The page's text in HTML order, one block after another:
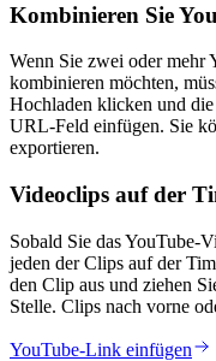
Kombinieren Sie
Wenn Sie zwei oder mehr
kombinieren möchten,
Hochladen klicken und
URL-Feld einfügen. Sie
exportieren.
Videoclips auf der
Sobald Sie das YouTube-
jeden der Clips auf der
den Clip aus und ziehen
Stelle. Clips nach vorne
YouTube-Link einfügen